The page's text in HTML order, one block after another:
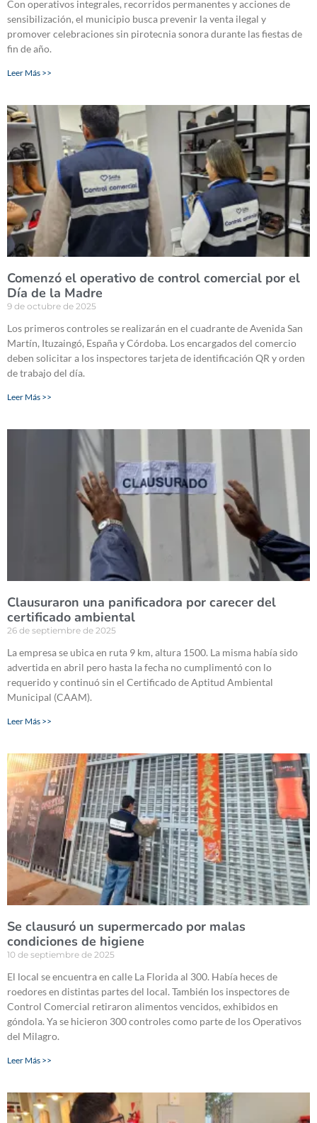
Con operativos integrales, recorridos permanentes y acciones de
sensibilización, el municipio busca prevenir la venta ilegal y
promover celebraciones sin pirotecnia sonora durante las fiestas de
fin de año.
Leer Más >>
Comenzó el operativo de control comercial por el
Día de la Madre
9 de octubre de 2025
Los primeros controles se realizarán en el cuadrante de Avenida San
Martín, Ituzaingó, España y Córdoba. Los encargados del comercio
deben solicitar a los inspectores tarjeta de identificación QR y orden
de trabajo del día.
Leer Más >>
Clausuraron una panificadora por carecer del
certificado ambiental
26 de septiembre de 2025
La empresa se ubica en ruta 9 km, altura 1500. La misma había sido
advertida en abril pero hasta la fecha no cumplimentó con lo
requerido y continuó sin el Certificado de Aptitud Ambiental
Municipal (CAAM).
Leer Más >>
Se clausuró un supermercado por malas
condiciones de higiene
10 de septiembre de 2025
El local se encuentra en calle La Florida al 300. Había heces de
roedores en distintas partes del local. También los inspectores de
Control Comercial retiraron alimentos vencidos, exhibidos en
góndola. Ya se hicieron 300 controles como parte de los Operativos
del Milagro.
Leer Más >>